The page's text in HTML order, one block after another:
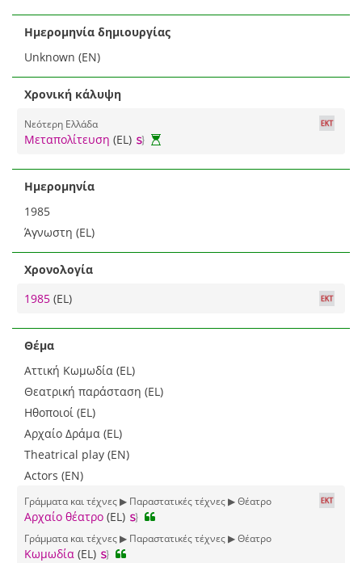
Ημερομηνία δημιουργίας
Unknown (EN)
Χρονική κάλυψη
Νεότερη Ελλάδα
Μεταπολίτευση (EL)
Ημερομηνία
1985
Άγνωστη (EL)
Χρονολογία
1985 (EL)
Θέμα
Αττική Κωμωδία (EL)
Θεατρική παράσταση (EL)
Ηθοποιοί (EL)
Αρχαίο Δράμα (EL)
Theatrical play (EN)
Actors (EN)
Γράμματα και τέχνες ▶ Παραστατικές τέχνες ▶ Θέατρο
Αρχαίο θέατρο (EL)
Γράμματα και τέχνες ▶ Παραστατικές τέχνες ▶ Θέατρο
Κωμωδία (EL)